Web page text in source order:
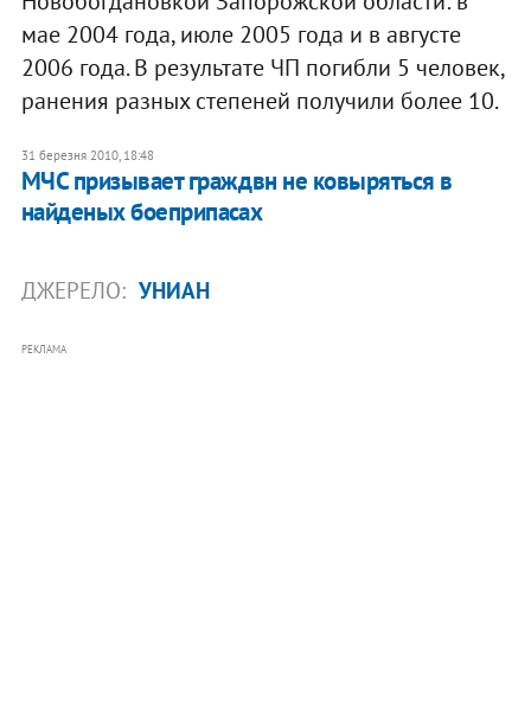
мае 2004 года, июле 2005 года и в августе
2006 года. В результате ЧП погибли 5 человек,
ранения разных степеней получили более 10.
31 березня 2010, 18:48
МЧС призывает граждвн не ковыряться в
найденых боеприпасах
ДЖЕРЕЛО: УНИАН
РЕКЛАМА